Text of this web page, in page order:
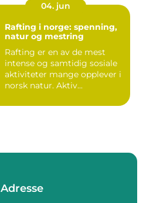
04. jun
Rafting i norge: spenning,
natur og mestring
Rafting er en av de mest
intense og samtidig sosiale
aktiviteter mange opplever i
norsk natur. Aktiv...
Adresse